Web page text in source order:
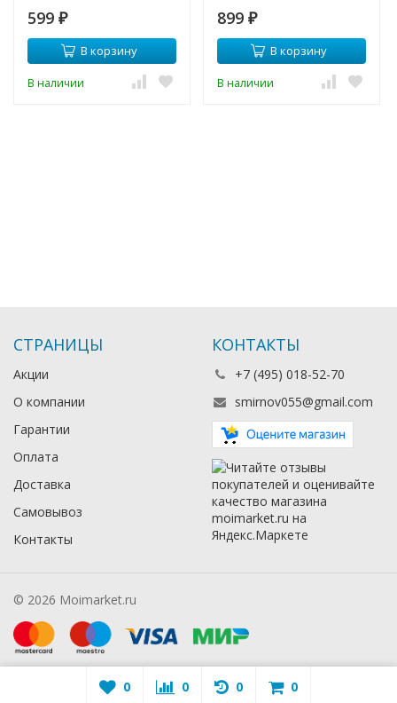
599 ₽
В корзину
В наличии
899 ₽
В корзину
В наличии
СТРАНИЦЫ
Акции
О компании
Гарантии
Оплата
Доставка
Самовывоз
Контакты
КОНТАКТЫ
+7 (495) 018-52-70
smirnov055@gmail.com
© 2026 Moimarket.ru
0 0 0 0